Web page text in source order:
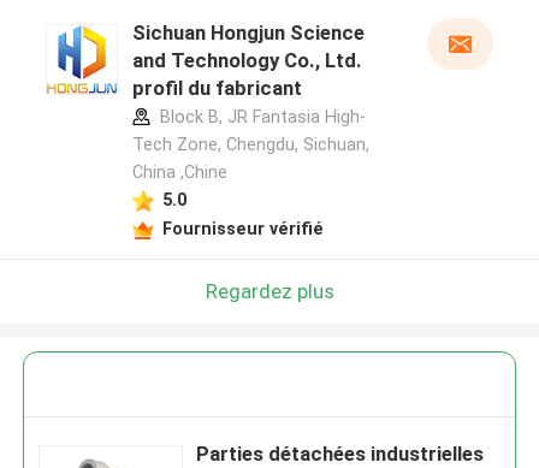
Sichuan Hongjun Science
and Technology Co., Ltd.
profil du fabricant
Block B, JR Fantasia High-
Tech Zone, Chengdu, Sichuan,
China ,Chine
5.0
Fournisseur vérifié
Regardez plus
Parties détachées industrielles